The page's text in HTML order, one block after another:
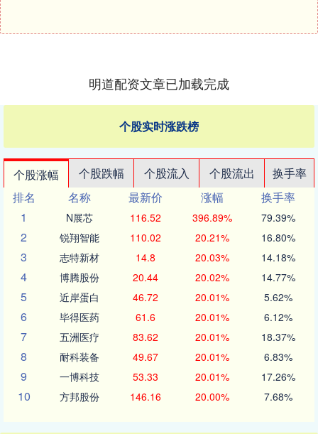
明道配资文章已加载完成
个股实时涨跌榜
个股涨幅 个股跌幅 个股流入 个股流出
换手率
排名
名称 最新价 涨幅
换手率
1
N展芯 116.52 396.89% 79.39%
2 锐翔智能 110.02 20.21% 16.80%
3 志特新材 14.8 20.03% 14.18%
4 博腾股份 20.44 20.02% 14.77%
5 近岸蛋白 46.72 20.01% 5.62%
6 毕得医药 61.6 20.01% 6.12%
7 五洲医疗 83.62 20.01% 18.37%
8 耐科装备 49.67 20.01% 6.83%
9 一博科技 53.33 20.01% 17.26%
10 方邦股份 146.16 20.00% 7.68%